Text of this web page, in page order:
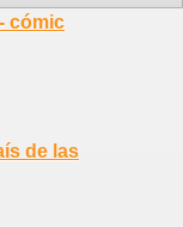
cómic
de las